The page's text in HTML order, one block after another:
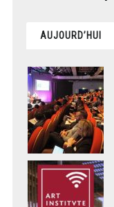
AUJOURD’HUI